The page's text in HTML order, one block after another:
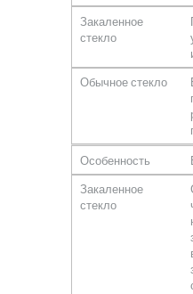
Закаленное
стекло
Обычное стекло
Особенность
Закаленное
стекло